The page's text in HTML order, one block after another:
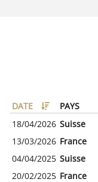
DATE PAYS
18/04/2026 Suisse
13/03/2026 France
04/04/2025 Suisse
20/02/2025 France